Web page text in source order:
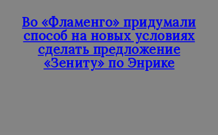
Во «Фламенго» придумали
способ на новых условиях
сделать предложение
«Зениту» по Энрике